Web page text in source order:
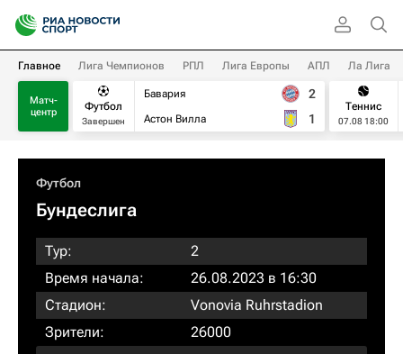
Главное Лига Чемпионов РПЛ Лига Европы АПЛ Ла Лига
Матч-
центр
Футбол
Завершен
Бавария
Астон Вилла
2
1
Теннис
07.08 18:00
Футбол
Бундеслига
Тур:
2
Время начала:
26.08.2023 в 16:30
Стадион:
Vonovia Ruhrstadion
Зрители:
26000